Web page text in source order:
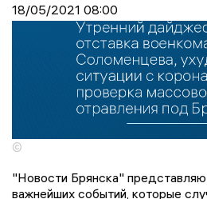
18/05/2021 08:00
©
"Новости Брянска"
важнейших событий, которые